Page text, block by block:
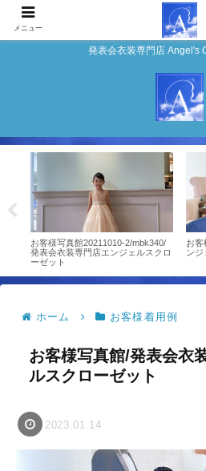
発表会衣装専門店 Angel's
お客様写真館20211010-2/mbk340/
発表会衣装専門店エンジェルスクロ
ーゼット
お客
ンジ
ホーム お客様着用例
お客様写真館/発表会衣
ルスクローゼット
2023.01.14
メニュー